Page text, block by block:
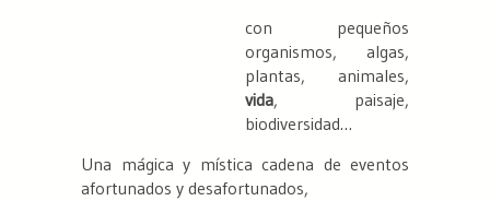
con pequeños
organismos, algas,
plantas, animales,
vida, paisaje,
biodiversidad…
Una mágica y mística cadena de eventos
afortunados y desafortunados,